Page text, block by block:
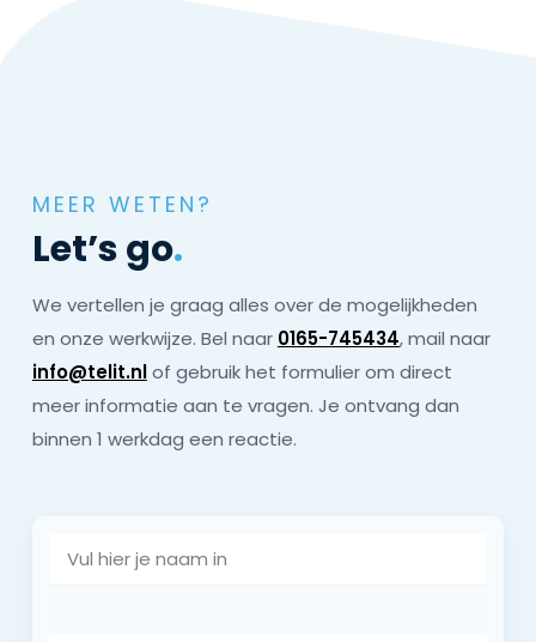
MEER WETEN?
Let’s go.
We vertellen je graag alles over de mogelijkheden
en onze werkwijze. Bel naar 0165-745434, mail naar
info@telit.nlof gebruik het formulier om direct
meer informatie aan te vragen. Je ontvang dan
binnen 1 werkdag een reactie.
Naam